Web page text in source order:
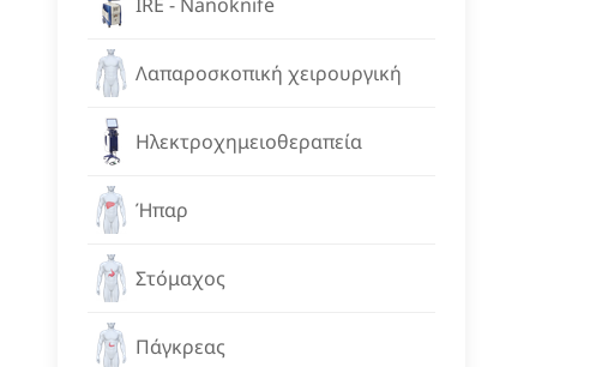
Λαπαροσκοπική χειρουργική
Ηλεκτροχημειοθεραπεία
Ήπαρ
Στόμαχος
Πάγκρεας